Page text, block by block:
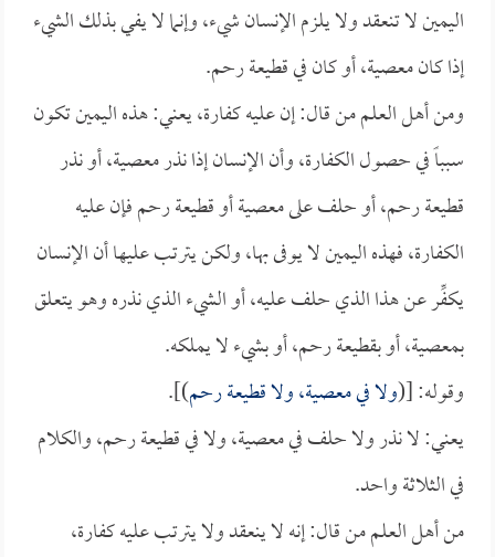
اليمين لا تنعقد ولا يلزم الإنسان شيء، وإنما لا يفي بذلك الشيء
إذا كان معصية، أو كان في قطيعة رحم.
ومن أهل العلم من قال: إن عليه كفارة، يعني: هذه اليمين تكون
سبباً في حصول الكفارة، وأن الإنسان إذا نذر معصية، أو نذر
قطيعة رحم، أو حلف على معصية أو قطيعة رحم فإن عليه
الكفارة، فهذه اليمين لا يوفى بها، ولكن يترتب عليها أن الإنسان
يكفِّر عن هذا الذي حلف عليه، أو الشيء الذي نذره وهو يتعلق
بمعصية، أو بقطيعة رحم، أو بشيء لا يملكه.
وقوله: [(ولا في معصية، ولا قطيعة رحم)].
يعني: لا نذر ولا حلف في معصية، ولا في قطيعة رحم، والكلام
في الثلاثة واحد.
من أهل العلم من قال: إنه لا ينعقد ولا يترتب عليه كفارة،